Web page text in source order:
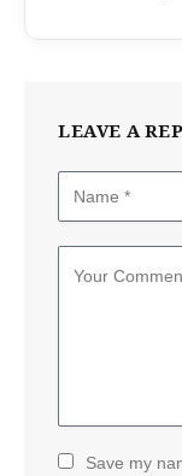
LEAVE A
Save my